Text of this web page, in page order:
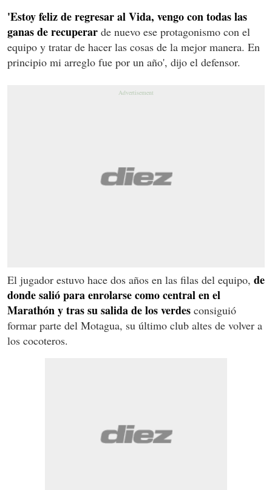
'Estoy feliz de regresar al Vida, vengo con todas las
ganas de recuperar de nuevo ese protagonismo con el
equipo y tratar de hacer las cosas de la mejor manera. En
principio mi arreglo fue por un año', dijo el defensor.
El jugador estuvo hace dos años en las filas del equipo, de
donde salió para enrolarse como central en el
Marathón y tras su salida de los verdes consiguió
formar parte del Motagua, su último club altes de volver a
los cocoteros.